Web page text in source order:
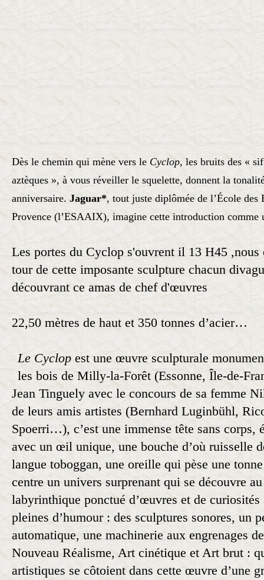
Dès le chemin qui mène vers le Cyclop, les bruits des «
aztèques », à vous réveiller le squelette, donnent la
anniversaire. Jaguar*, tout juste diplômée de l’École
Provence (l’ESAAIX), imagine cette introduction comme
Les portes du Cyclop s'ouvrent il 13 H45 ,nous
tour de cette imposante sculpture chacun
découvrant ce amas de chef d'œuvres
22,50 mètres de haut et 350 tonnes d’acier…
Le Cyclop est une œuvre sculpturale
les bois de Milly-la-Forêt (Essonne, Île-de-
Jean Tinguely avec le concours de sa femme
de leurs amis artistes (Bernhard Luginbühl,
Spoerri…), c’est une immense tête sans corps,
avec un œil unique, une bouche d’où ruisselle
langue toboggan, une oreille qui pèse une
centre un univers surprenant qui se découvre
labyrinthique ponctué d’œuvres et de
pleines d’humour : des sculptures sonores, un
automatique, une machinerie aux engrenages
Nouveau Réalisme, Art cinétique et Art brut :
artistiques se côtoient dans cette œuvre d’une